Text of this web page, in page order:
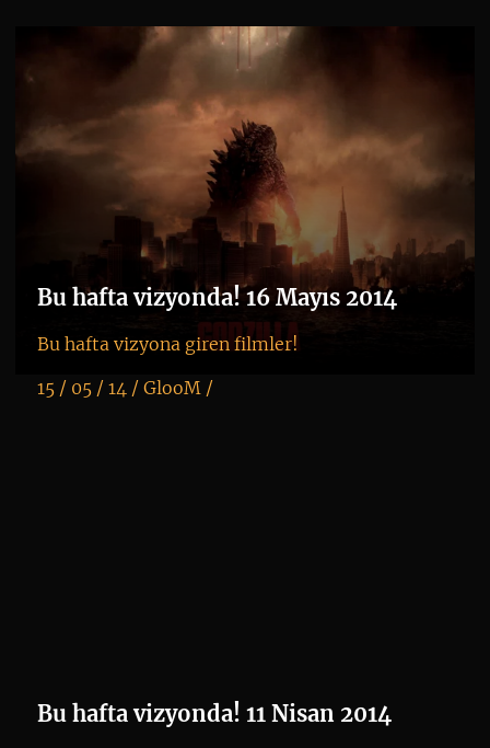
Bu hafta vizyonda! 16 Mayıs 2014
Bu hafta vizyona giren filmler!
15 / 05 / 14 / GlooM/
Bu hafta vizyonda! 11 Nisan 2014